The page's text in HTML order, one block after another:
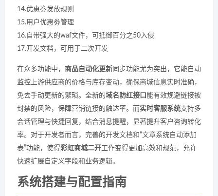
14.优惠劵发放规则
15.用户优惠劵管理
16.自带强大的waf文件，可抵御百分之50入侵
17.开发文档，可用于二次开发
在众多功能中， 商品自动化更新 同步功能尤为突出，它能自动
监控上游供应商的价格与库存变动，确保商城信息实时准确，
免去手动更新的繁琐。全新的域名防红接口 能有效规避链接被
封禁的风险，保障营销链接的触达率。而实时客服系统支持多
会话管理与快捷回复，结合消息提醒，显著提升客户咨询转化
率。对于开发者而言，完善的开发文档和“文章系统自动添加
表”功能，使得彩虹商城二开 工作变得更加高效和规范，允许
快速扩展自定义字段和业务逻辑。
系统搭建与配置指南